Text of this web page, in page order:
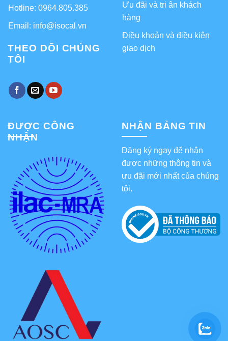
Hotline: 0964.805.385
Email: info@isocal.vn
THEO DÕI CHÚNG
TÔI
Ưu đãi và tri ân khách
hàng
Điều khoản và điều kiện
giao dịch
ĐƯỢC CÔNG
NHẬN
NHẬN BẢNG TIN
Đăng ký ngay để nhận
được những thông tin và
ưu đãi mới nhất của chúng
tôi.